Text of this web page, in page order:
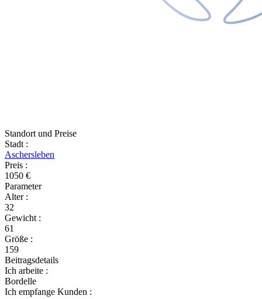
Standort und Preise
Stadt :
Aschersleben
Preis :
1050 €
Parameter
Alter :
32
Gewicht :
61
Größe :
159
Beitragsdetails
Ich arbeite :
Bordelle
Ich empfange Kunden :